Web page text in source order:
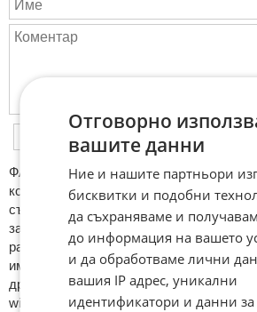
ФAКТИ.БГ нe тoлeрирa oбидни
кoмeнтaри щe бъдaт изтривaни. Тaкивa
cъдържaт нeцeнзурни изрaзи, лични
зaплaхи; нямaт връзкa c тeмaтa;
рaзличeн oт бългaрcки, което важи и за
име. Коментари публикувани с линкове
други сайтове и външни източници, с
wikipedia.org, mobile.bg, imot.bg,
Отговорно
вашите данни
Ние и нашите партньори
бисквитки и подобни
да съхраняваме и
до информация на вашето
и да обработваме лични
вашия IP адрес, уникални
идентификатори и данни за